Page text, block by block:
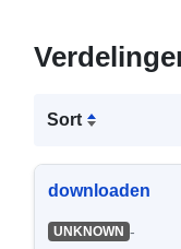
Sort
downloaden
UNKNOWN -